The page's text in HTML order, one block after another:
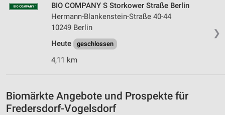
❯
BIO COMPANY S Storkower Straße Berlin
Hermann-Blankenstein-Straße 40-44
10249 Berlin
Heute
geschlossen
4,11 km
Biomärkte Angebote und Prospekte für
Fredersdorf-Vogelsdorf
Analyse von Zielgruppen durch Statistiken oder
Kombinationen von Daten aus verschiedenen
Entwicklung und Verbesserung der Angebote
IAB-Besonderheiten: